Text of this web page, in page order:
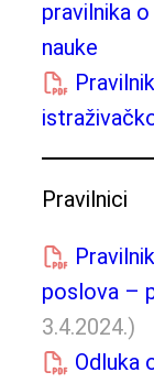
pravilnika
nauke
Pravilnici
poslova –
3.4.2024.)
Odluka